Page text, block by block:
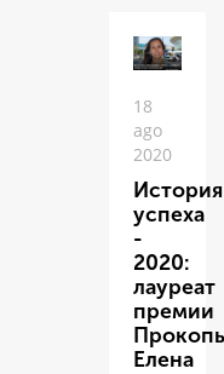
18
ago
2020
История
успеха
-
2020:
лауреат
премии
Елена